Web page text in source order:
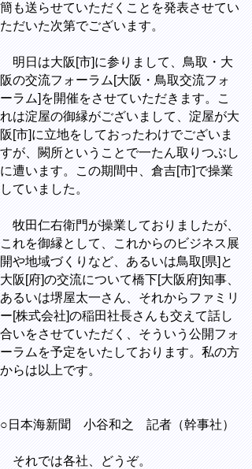
簡も送らせていただくことを発表させてい
ただいた次第でございます。
明日は大阪[市]に参りまして、鳥取・大
阪の交流フォーラム[大阪・鳥取交流フォ
ーラム]を開催をさせていただきます。こ
れは淀屋の御縁がございまして、淀屋が大
阪[市]に立地をしておったわけでございま
すが、闕所ということで一たん取りつぶし
に遭います。この期間中、倉吉[市]で操業
していました。
牧田仁右衛門が操業しておりましたが、
これを御縁として、これからのビジネス展
開や地域づくりなど、あるいは鳥取[県]と
大阪[府]の交流について橋下[大阪府]知事、
あるいは堺屋太一さん、それからファミリ
ー[株式会社]の稲田社長さんも交えて話し
合いをさせていただく、そういう公開フォ
ーラムを予定をいたしております。私の方
からは以上です。
○日本海新聞 小谷和之 記者（幹事社）
それでは各社、どうぞ。